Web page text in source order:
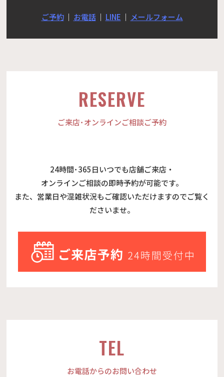
ご予約 ｜ お電話 ｜ LINE ｜ メールフォーム
RESERVE
ご来店･オンラインご相談ご予約
24時間･365日いつでも店舗ご来店・
オンラインご相談の即時予約が可能です。
また、営業日や混雑状況もご確認いただけますのでご覧く
ださいませ。
TEL
お電話からのお問い合わせ